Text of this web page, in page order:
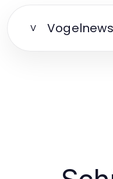
V Vogelnews